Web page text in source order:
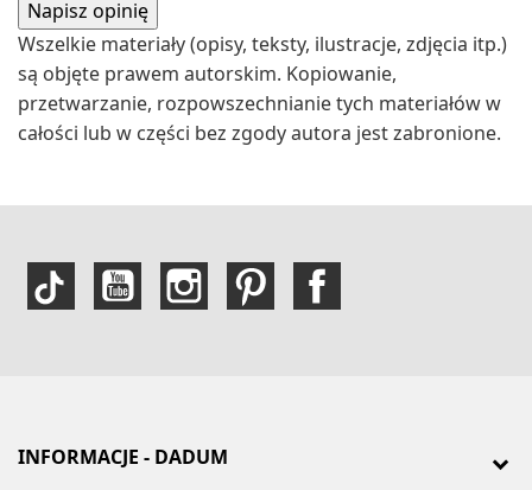
Wszelkie materiały (opisy, teksty, ilustracje, zdjęcia itp.)
są objęte prawem autorskim. Kopiowanie,
przetwarzanie, rozpowszechnianie tych materiałów w
całości lub w części bez zgody autora jest zabronione.
INFORMACJE - DADUM